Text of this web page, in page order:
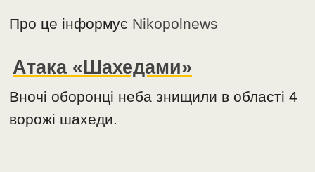
Про це інформує Nikopolnews
Атака «Шахедами»
Вночі оборонці неба знищили в області 4
ворожі шахеди.